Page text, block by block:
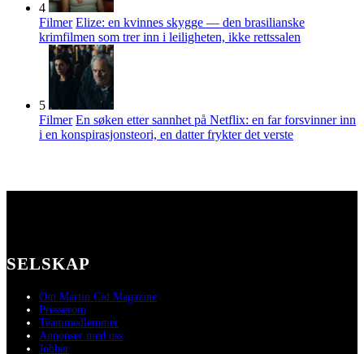
4
Filmer Elize: en kvinnes skygge — den brasilianske
krimfilmen som trer inn i leiligheten, ikke rettssalen
5
Filmer En søken etter sannhet på Netflix: en far forsvinner inn
i en konspirasjonsteori, en datter frykter det verste
SELSKAP
Om Martin Cid Magazine
Presserom
Teammedlemmer
Annonser med oss
Jobber